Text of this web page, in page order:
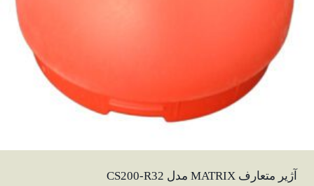
آژیر متعارف MATRIX مدل CS200-R32